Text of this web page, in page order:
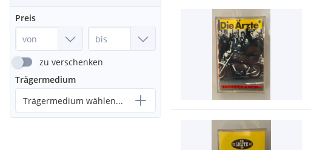
Preis
zu verschenken
Trägermedium
Trägermedium wählen...